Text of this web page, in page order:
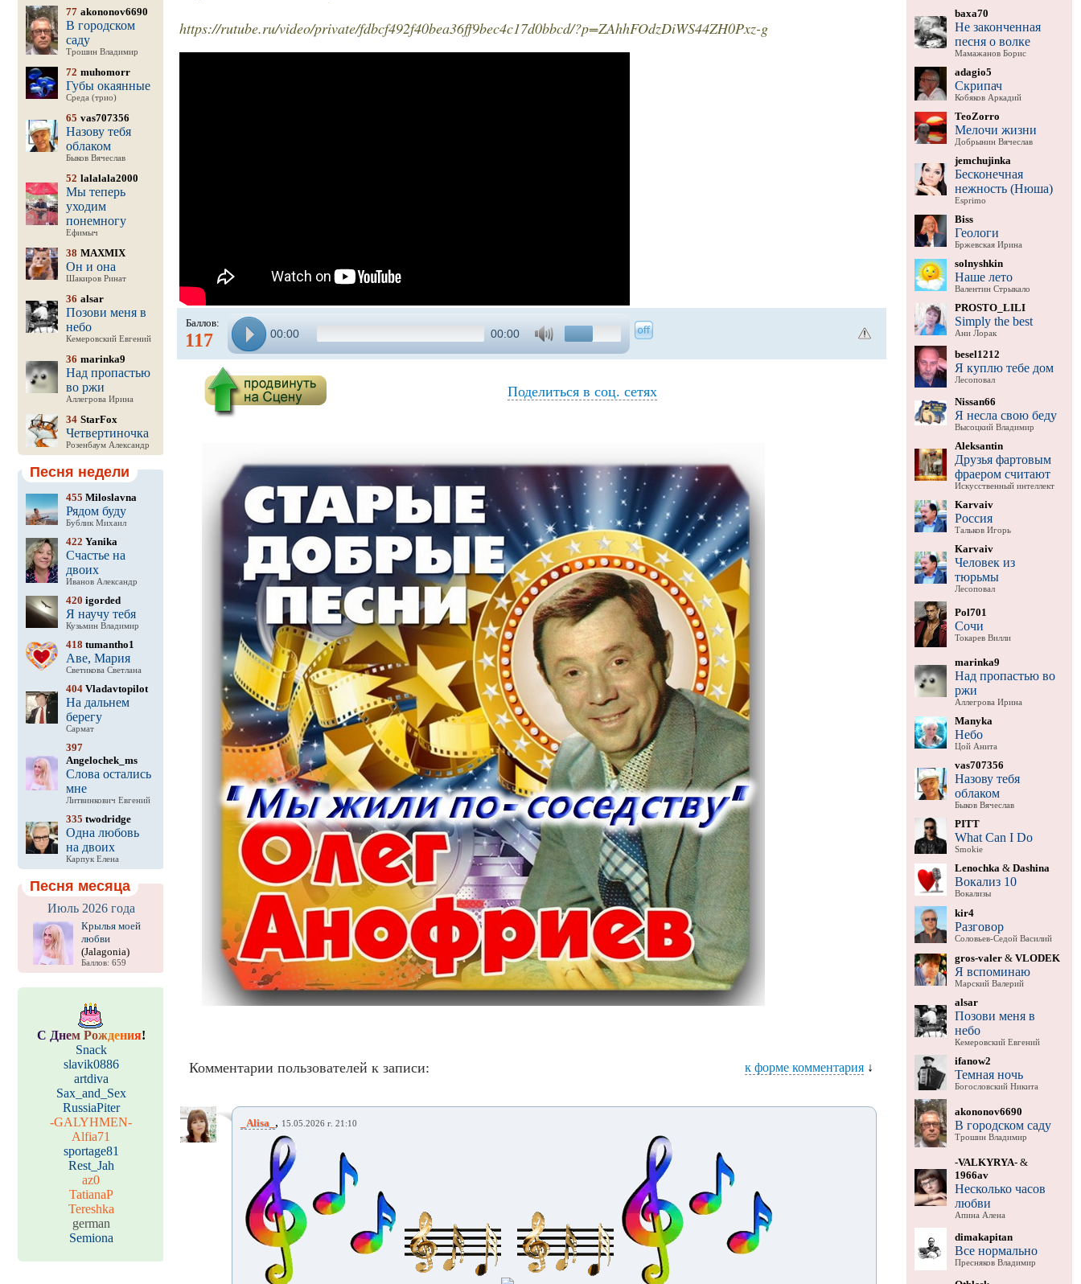
77 akononov6690
В городском
саду
Трошин Владимир
72 muhomorr
Губы окаянные
Среда (трио)
65 vas707356
Назову тебя
облаком
Быков Вячеслав
52 lalalala2000
Мы теперь
уходим
понемногу
Ефимыч
38 MAXMIX
Он и она
Шакиров Ринат
36 alsar
Позови меня в
небо
Кемеровский Евгений
36 marinka9
Над пропастью
во ржи
Аллегрова Ирина
34 StarFox
Четвертиночка
Розенбаум Александр
Песня недели
455 Miloslavna
Рядом буду
Бублик Михаил
422 Yanika
Счастье на
двоих
Иванов Александр
420 igorded
Я научу тебя
Кузьмин Владимир
418 tumantho1
Аве, Мария
Светикова Светлана
404Vladavtopilot
На дальнем
берегу
Сармат
397
Angelochek_ms
Слова остались
мне
Литвинкович Евгений
335 twodridge
Одна любовь
на двоих
Карпук Елена
Песня месяца
Июль 2026 года
Крылья моей
любви
(Jalagonia)
Баллов: 659
С Днем Рождения!
Snack
slavik0886
artdiva
Sax_and_Sex
RussiaPiter
-GALYHMEN-
Alfia71
sportage81
Rest_Jah
az0
TatianaP
Tereshka
german
Semiona
https://rutube.ru/video/private/fdbcf492f40bea36ff9bec4c17d0bbcd/?p=ZAhhFOdzDiWS44ZH0Pxz-g
Баллов:
117 00:00 00:00
Поделиться в соц. сетях
Комментарии пользователей к записи: к форме комментария ↓
_Alisa_ , 15.05.2026 г. 21:10
baxa70
Не законченная
песня о волке
Мамажанов Борис
adagio5
Скрипач
Кобяков Аркадий
TeoZorro
Мелочи жизни
Добрынин Вячеслав
jemchujinka
Бесконечная
нежность (Нюша)
Esprimo
Biss
Геологи
Бржевская Ирина
solnyshkin
Наше лето
Валентин Стрыкало
PROSTO_LILI
Simply the best
Ани Лорак
besel1212
Я куплю тебе дом
Лесоповал
Nissan66
Я несла свою беду
Высоцкий Владимир
Aleksantin
Друзья фартовым
фраером считают
Искусственный интеллект
Karvaiv
Россия
Тальков Игорь
Karvaiv
Человек из
тюрьмы
Лесоповал
Pol701
Сочи
Токарев Вилли
marinka9
Над пропастью во
ржи
Аллегрова Ирина
Manyka
Небо
Цой Анита
vas707356
Назову тебя
облаком
Быков Вячеслав
PITT
What Can I Do
Smokie
Lenochka & Dashina
Вокализ 10
Вокализы
kir4
Разговор
Соловьев-Седой Василий
gros-valer& VLODEK
Я вспоминаю
Марский Валерий
alsar
Позови меня в
небо
Кемеровский Евгений
ifanow2
Темная ночь
Богословский Никита
akononov6690
В городском саду
Трошин Владимир
-VALKYRYA-&
1966av
Несколько часов
любви
Апина Алена
dimakapitan
Все нормально
Пресняков Владимир